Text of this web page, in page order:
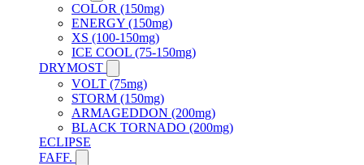
COLOR (150mg)
ENERGY (150mg)
XS (100-150mg)
ICE COOL (75-150mg)
DRYMOST
VOLT (75mg)
STORM (150mg)
ARMAGEDDON (200mg)
BLACK TORNADO (200mg)
ECLIPSE
FAFF.